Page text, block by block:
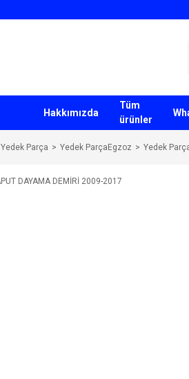
Hakkımızda
Tüm
ürünler
Yedek Parça Yedek ParçaEgzoz Yedek